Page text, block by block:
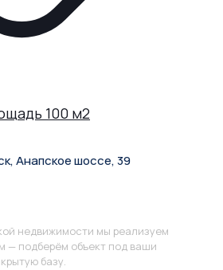
100 м2
Анапское шоссе, 39
недвижимости мы реализуем
— подберём объект под ваши
базу.